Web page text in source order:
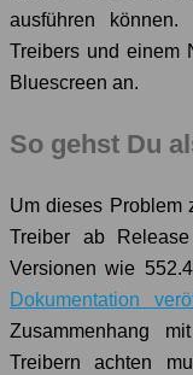
ausführen
Treibers und einem
Bluescreen an.
So gehst Du
Um dieses Problem
Treiber ab
Versionen wie
Dokumentation
Zusammenhang
Treibern achten